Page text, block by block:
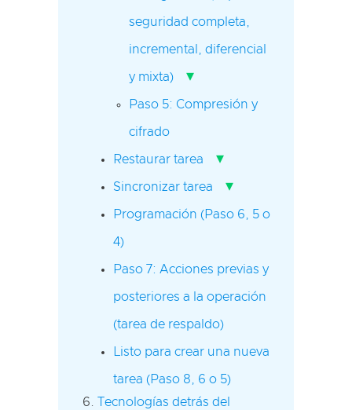
seguridad completa,
incremental, diferencial
y mixta) ▾
Paso 5: Compresión y
cifrado
Restaurar tarea ▾
Sincronizar tarea ▾
Programación (Paso 6, 5 o
4)
Paso 7: Acciones previas y
posteriores a la operación
(tarea de respaldo)
Listo para crear una nueva
tarea (Paso 8, 6 o 5)
Tecnologías detrás del